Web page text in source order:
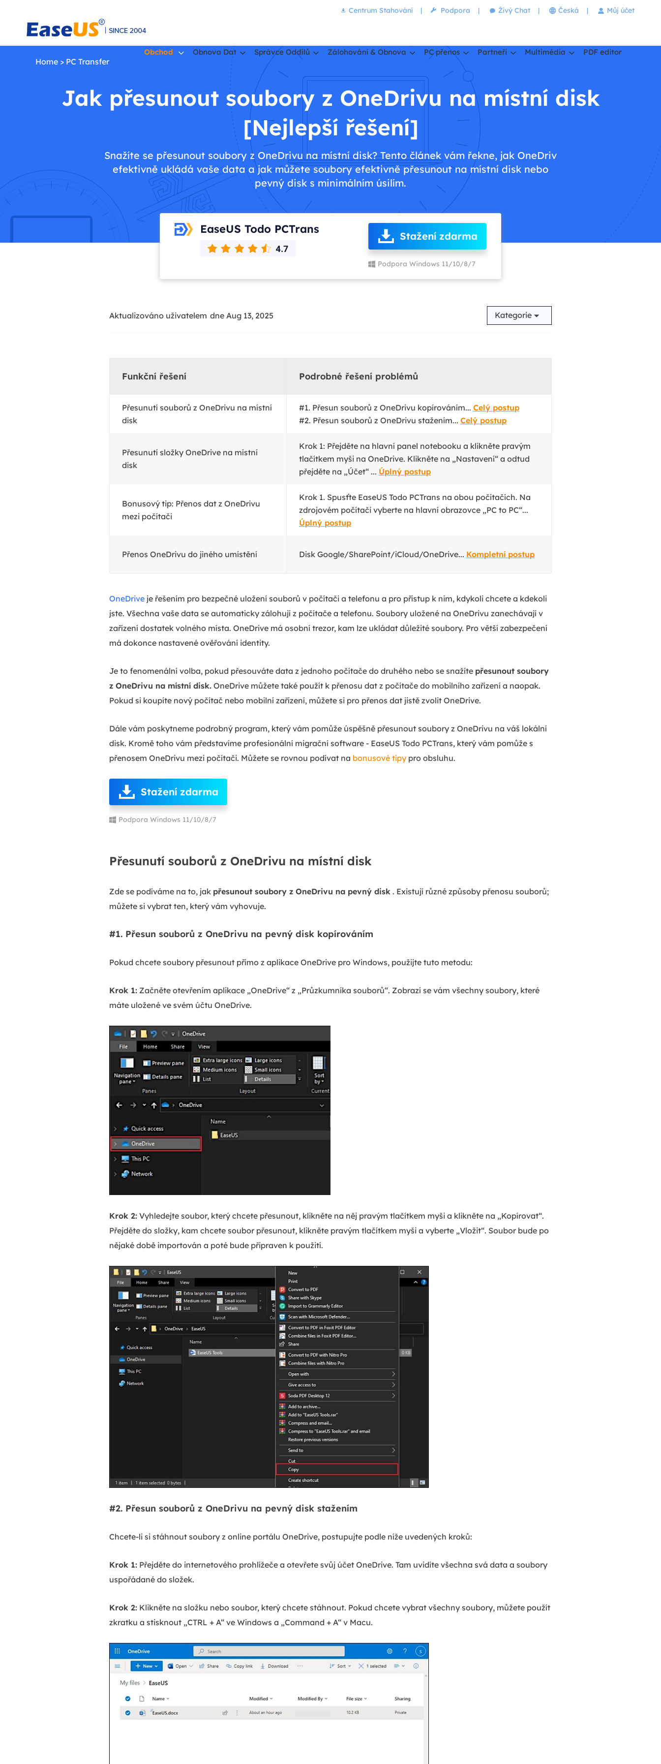
Centrum Stahování | Podpora | Živý Chat | Česká | Můj účet
Obchod Obnova Dat Správce Oddílů Zálohování & Obnova PC přenos Partneři Multimédia PDF editor
Home > PC Transfer
Jak přesunout soubory z OneDrivu na místní disk
[Nejlepší řešení]
Snažíte se přesunout soubory z OneDrivu na místní disk? Tento článek vám řekne, jak OneDriv
efektivně ukládá vaše data a jak můžete soubory efektivně přesunout na místní disk nebo
pevný disk s minimálním úsilím.
EaseUS Todo PCTrans
Stažení zdarma
Podpora Windows 11/10/8/7
Aktualizováno uživatelem dne Aug 13, 2025 Kategorie
Funkční řešení Podrobné řešení problémů
Přesunutí souborů z OneDrivu na místní
disk
#1. Přesun souborů z OneDrivu kopírováním... Celý postup
#2. Přesun souborů z OneDrivu stažením... Celý postup
Přesunutí složky OneDrive na místní
disk
Krok 1: Přejděte na hlavní panel notebooku a klikněte pravým
tlačítkem myši na OneDrive. Klikněte na „Nastavení“ a odtud
přejděte na „Účet“ ... Úplný postup
Bonusový tip: Přenos dat z OneDrivu
mezi počítači
Krok 1. Spusťte EaseUS Todo PCTrans na obou počítačích. Na
zdrojovém počítači vyberte na hlavní obrazovce „PC to PC“...
Úplný postup
Přenos OneDrivu do jiného umístění Disk Google/SharePoint/iCloud/OneDrive... Kompletní postup
OneDrive je řešením pro bezpečné uložení souborů v počítači a telefonu a pro přístup k nim, kdykoli chcete a kdekoli
jste. Všechna vaše data se automaticky zálohují z počítače a telefonu. Soubory uložené na OneDrivu zanechávají v
zařízení dostatek volného místa. OneDrive má osobní trezor, kam lze ukládat důležité soubory. Pro větší zabezpečení
má dokonce nastavené ověřování identity.
Je to fenomenální volba, pokud přesouváte data z jednoho počítače do druhého nebo se snažíte přesunout soubory
z OneDrivu na místní disk. OneDrive můžete také použít k přenosu dat z počítače do mobilního zařízení a naopak.
Pokud si koupíte nový počítač nebo mobilní zařízení, můžete si pro přenos dat jistě zvolit OneDrive.
Dále vám poskytneme podrobný program, který vám pomůže úspěšně přesunout soubory z OneDrivu na váš lokální
disk. Kromě toho vám představíme profesionální migrační software - EaseUS Todo PCTrans, který vám pomůže s
přenosem OneDrivu mezi počítači. Můžete se rovnou podívat na bonusové tipy pro obsluhu.
Stažení zdarma
Podpora Windows 11/10/8/7
Přesunutí souborů z OneDrivu na místní disk
Zde se podíváme na to, jak přesunout soubory z OneDrivu na pevný disk . Existují různé způsoby přenosu souborů;
můžete si vybrat ten, který vám vyhovuje.
#1. Přesun souborů z OneDrivu na pevný disk kopírováním
Pokud chcete soubory přesunout přímo z aplikace OneDrive pro Windows, použijte tuto metodu:
Krok 1: Začněte otevřením aplikace „OneDrive“ z „Průzkumníka souborů“. Zobrazí se vám všechny soubory, které
máte uložené ve svém účtu OneDrive.
Krok 2: Vyhledejte soubor, který chcete přesunout, klikněte na něj pravým tlačítkem myši a klikněte na „Kopírovat“.
Přejděte do složky, kam chcete soubor přesunout, klikněte pravým tlačítkem myši a vyberte „Vložit“. Soubor bude po
nějaké době importován a poté bude připraven k použití.
#2. Přesun souborů z OneDrivu na pevný disk stažením
Chcete-li si stáhnout soubory z online portálu OneDrive, postupujte podle níže uvedených kroků:
Krok 1: Přejděte do internetového prohlížeče a otevřete svůj účet OneDrive. Tam uvidíte všechna svá data a soubory
uspořádané do složek.
Krok 2: Klikněte na složku nebo soubor, který chcete stáhnout. Pokud chcete vybrat všechny soubory, můžete použít
zkratku a stisknout „CTRL + A“ ve Windows a „Command + A“ v Macu.